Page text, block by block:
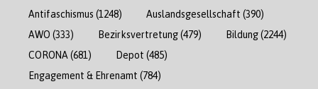
Antifaschismus (1248) Auslandsgesellschaft (390)
AWO (333) Bezirksvertretung(479) Bildung(2244)
CORONA (681) Depot (485)
Engagement & Ehrenamt (784)